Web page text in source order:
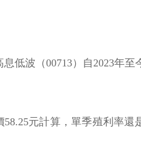
波（00713）自2023年至
元計算，單季殖利率還